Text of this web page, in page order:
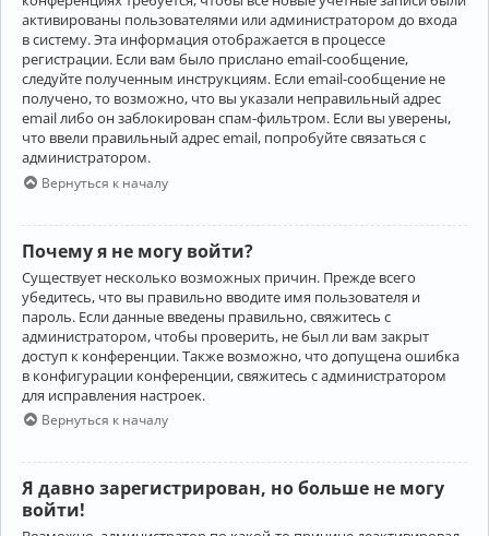
активированы пользователями или администратором до входа
в систему. Эта информация отображается в процессе
регистрации. Если вам было прислано email-сообщение,
следуйте полученным инструкциям. Если email-сообщение не
получено, то возможно, что вы указали неправильный адрес
email либо он заблокирован спам-фильтром. Если вы уверены,
что ввели правильный адрес email, попробуйте связаться с
администратором.
Вернуться к началу
Почему я не могу войти?
Существует несколько возможных причин. Прежде всего
убедитесь, что вы правильно вводите имя пользователя и
пароль. Если данные введены правильно, свяжитесь с
администратором, чтобы проверить, не был ли вам закрыт
доступ к конференции. Также возможно, что допущена ошибка
в конфигурации конференции, свяжитесь с администратором
для исправления настроек.
Вернуться к началу
Я давно зарегистрирован, но больше не могу
войти!